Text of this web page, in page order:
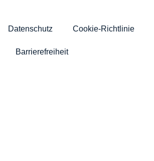
Datenschutz Cookie-Richtlinie
Barrierefreiheit